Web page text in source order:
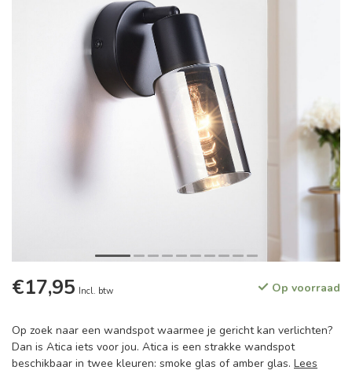
€17,95 Incl. btw Op voorraad
Op zoek naar een wandspot waarmee je gericht kan verlichten?
Dan is Atica iets voor jou. Atica is een strakke wandspot
beschikbaar in twee kleuren: smoke glas of amber glas. Lees